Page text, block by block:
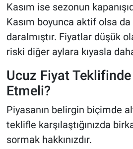
Kasım ise sezonun
Kasım boyunca aktif olsa
daralmıştır. Fiyatlar düşük
riski diğer aylara kıyasla
Ucuz Fiyat
Etmeli?
Piyasanın belirgin biçimde
teklifle karşılaştığınızda
sormak hakkınızdır.